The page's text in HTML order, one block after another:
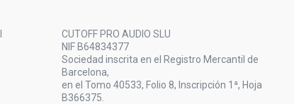
CUTOFF PRO AUDIO SLU
NIF B64834377
Sociedad inscrita en el Registro Mercantil de
Barcelona,
en el Tomo 40533, Folio 8, Inscripción 1ª, Hoja
B366375.